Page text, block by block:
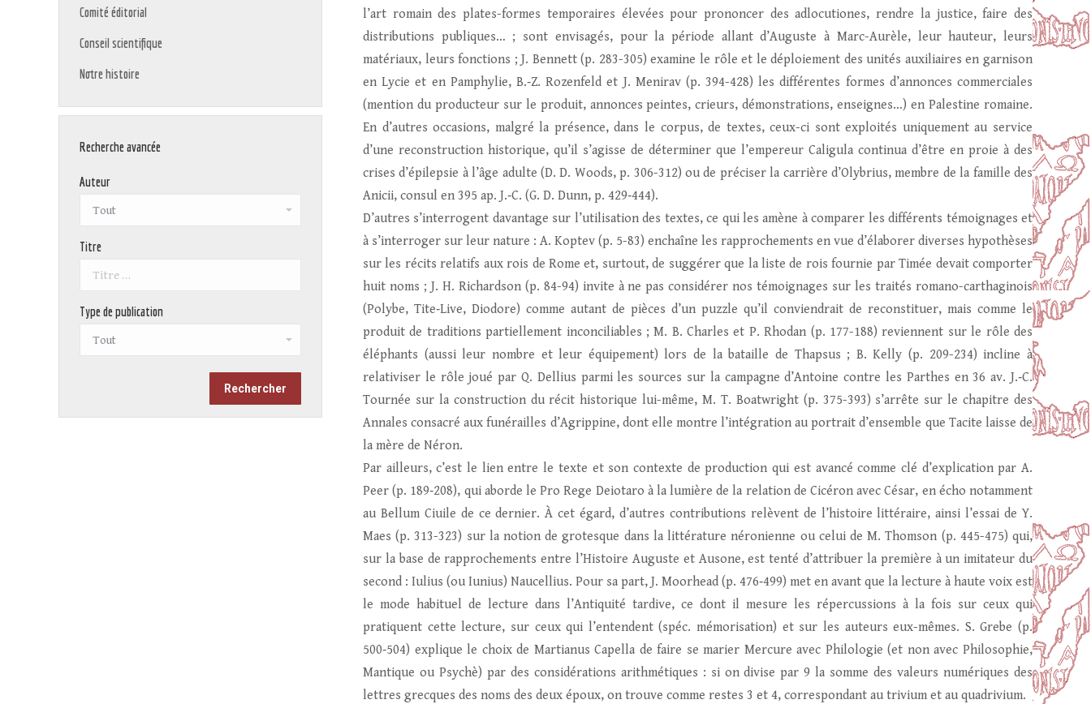
l’art romain des plates-formes temporaires élevées pour prononcer des adlocutiones, rendre la justice, faire des
distributions publiques… ; sont envisagés, pour la période allant d’Auguste à Marc-Aurèle, leur hauteur, leurs
matériaux, leurs fonctions ; J. Bennett (p. 283-305) examine le rôle et le déploiement des unités auxiliaires en garnison
en Lycie et en Pamphylie, B.‑Z. Rozenfeld et J. Menirav (p. 394-428) les différentes formes d’annonces commerciales
(mention du producteur sur le produit, annonces peintes, crieurs, démonstrations, enseignes…) en Palestine romaine.
En d’autres occasions, malgré la présence, dans le corpus, de textes, ceux-ci sont exploités uniquement au service
d’une reconstruction historique, qu’il s’agisse de déterminer que l’empereur Caligula continua d’être en proie à des
crises d’épilepsie à l’âge adulte (D. D. Woods, p. 306-312) ou de préciser la carrière d’Olybrius, membre de la famille des
Anicii, consul en 395 ap. J.‑C. (G. D. Dunn, p. 429‑444).
D’autres s’interrogent davantage sur l’utilisation des textes, ce qui les amène à comparer les différents témoignages et
à s’interroger sur leur nature : A. Koptev (p. 5-83) enchaîne les rapprochements en vue d’élaborer diverses hypothèses
sur les récits relatifs aux rois de Rome et, surtout, de suggérer que la liste de rois fournie par Timée devait comporter
huit noms ; J. H. Richardson (p. 84-94) invite à ne pas considérer nos témoignages sur les traités romano-carthaginois
(Polybe, Tite‑Live, Diodore) comme autant de pièces d’un puzzle qu’il conviendrait de reconstituer, mais comme le
produit de traditions partiellement inconciliables ; M. B. Charles et P. Rhodan (p. 177-188) reviennent sur le rôle des
éléphants (aussi leur nombre et leur équipement) lors de la bataille de Thapsus ; B. Kelly (p. 209-234) incline à
relativiser le rôle joué par Q. Dellius parmi les sources sur la campagne d’Antoine contre les Parthes en 36 av. J.‑C.
Tournée sur la construction du récit historique lui-même, M. T. Boatwright (p. 375-393) s’arrête sur le chapitre des
Annales consacré aux funérailles d’Agrippine, dont elle montre l’intégration au portrait d’ensemble que Tacite laisse de
la mère de Néron.
Par ailleurs, c’est le lien entre le texte et son contexte de production qui est avancé comme clé d’explication par A.
Peer (p. 189‑208), qui aborde le Pro Rege Deiotaro à la lumière de la relation de Cicéron avec César, en écho notamment
au Bellum Ciuile de ce dernier. À cet égard, d’autres contributions relèvent de l’histoire littéraire, ainsi l’essai de Y.
Maes (p. 313-323) sur la notion de grotesque dans la littérature néronienne ou celui de M. Thomson (p. 445-475) qui,
sur la base de rapprochements entre l’Histoire Auguste et Ausone, est tenté d’attribuer la première à un imitateur du
second : Iulius (ou Iunius) Naucellius. Pour sa part, J. Moorhead (p. 476‑499) met en avant que la lecture à haute voix est
le mode habituel de lecture dans l’Antiquité tardive, ce dont il mesure les répercussions à la fois sur ceux qui
pratiquent cette lecture, sur ceux qui l’entendent (spéc. mémorisation) et sur les auteurs eux-mêmes. S. Grebe (p.
500‑504) explique le choix de Martianus Capella de faire se marier Mercure avec Philologie (et non avec Philosophie,
Mantique ou Psychè) par des considérations arithmétiques : si on divise par 9 la somme des valeurs numériques des
lettres grecques des noms des deux époux, on trouve comme restes 3 et 4, correspondant au trivium et au quadrivium.
Comité éditorial
Conseil scientifique
Notre histoire
Recherche avancée
Auteur
Titre
Type de publication